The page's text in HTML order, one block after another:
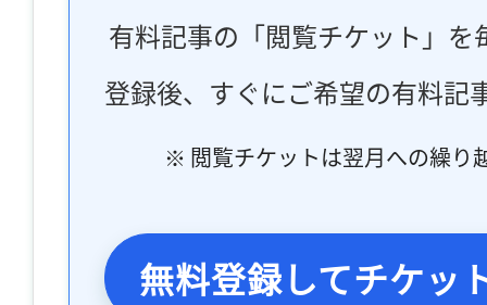
有料記事の「閲覧チケット」
登録後、すぐにご希望の有料記
※ 閲覧チケットは翌月への繰り
無料登録してチケッ